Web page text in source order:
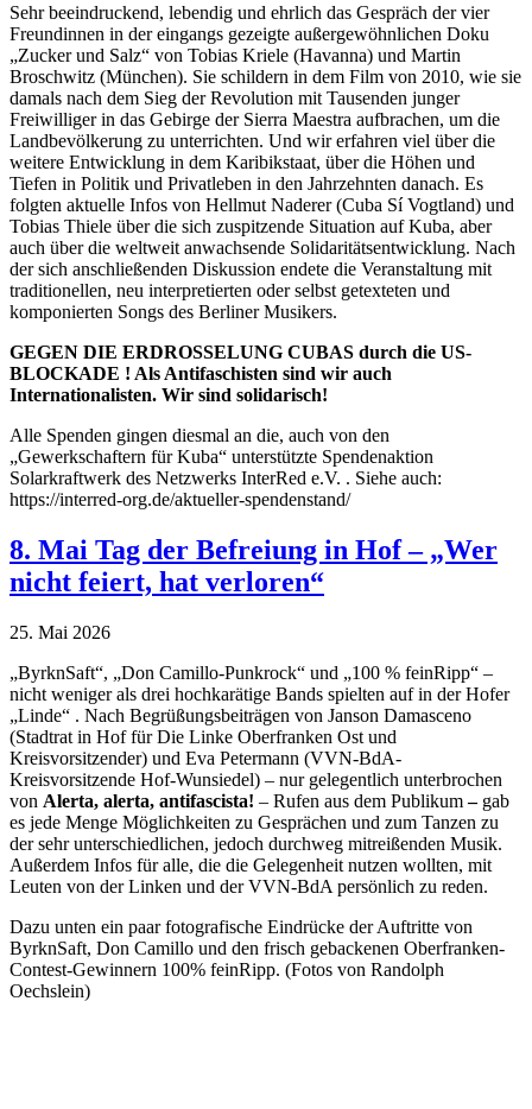
Sehr beeindruckend, lebendig und ehrlich das Gespräch der vier
Freundinnen in der eingangs gezeigte außergewöhnlichen Doku
„Zucker und Salz“ von Tobias Kriele (Havanna) und Martin
Broschwitz (München). Sie schildern in dem Film von 2010, wie sie
damals nach dem Sieg der Revolution mit Tausenden junger
Freiwilliger in das Gebirge der Sierra Maestra aufbrachen, um die
Landbevölkerung zu unterrichten. Und wir erfahren viel über die
weitere Entwicklung in dem Karibikstaat, über die Höhen und
Tiefen in Politik und Privatleben in den Jahrzehnten danach. Es
folgten aktuelle Infos von Hellmut Naderer (Cuba Sí Vogtland) und
Tobias Thiele über die sich zuspitzende Situation auf Kuba, aber
auch über die weltweit anwachsende Solidaritätsentwicklung. Nach
der sich anschließenden Diskussion endete die Veranstaltung mit
traditionellen, neu interpretierten oder selbst getexteten und
komponierten Songs des Berliner Musikers.
GEGEN DIE ERDROSSELUNG CUBAS durch die US-
BLOCKADE ! Als Antifaschisten sind wir auch
Internationalisten. Wir sind solidarisch!
Alle Spenden gingen diesmal an die, auch von den
„Gewerkschaftern für Kuba“ unterstützte Spendenaktion
Solarkraftwerk des Netzwerks InterRed e.V. . Siehe auch:
https://interred-org.de/aktueller-spendenstand/
8. Mai Tag der Befreiung in Hof – „Wer
nicht feiert, hat verloren“
25. Mai 2026
„ByrknSaft“, „Don Camillo-Punkrock“ und „100 % feinRipp“ –
nicht weniger als drei hochkarätige Bands spielten auf in der Hofer
„Linde“ . Nach Begrüßungsbeiträgen von Janson Damasceno
(Stadtrat in Hof für Die Linke Oberfranken Ost und
Kreisvorsitzender) und Eva Petermann (VVN-BdA-
Kreisvorsitzende Hof-Wunsiedel) – nur gelegentlich unterbrochen
von Alerta, alerta, antifascista! – Rufen aus dem Publikum– gab
es jede Menge Möglichkeiten zu Gesprächen und zum Tanzen zu
der sehr unterschiedlichen, jedoch durchweg mitreißenden Musik.
Außerdem Infos für alle, die die Gelegenheit nutzen wollten, mit
Leuten von der Linken und der VVN-BdA persönlich zu reden.
Dazu unten ein paar fotografische Eindrücke der Auftritte von
ByrknSaft, Don Camillo und den frisch gebackenen Oberfranken-
Contest-Gewinnern 100% feinRipp. (Fotos von Randolph
Oechslein)